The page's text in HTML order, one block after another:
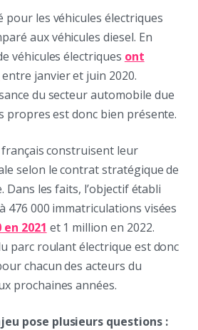
pour les véhicules électriques
aux véhicules diesel. En
véhicules électriques ont
entre janvier et juin 2020.
du secteur automobile due
propres est donc bien présente.
construisent leur
selon le contrat stratégique de
les faits, l’objectif établi
476 000 immatriculations visées
en 2021 et 1 million en 2022.
parc roulant électrique est donc
chacun des acteurs du
prochaines années.
pose plusieurs questions :